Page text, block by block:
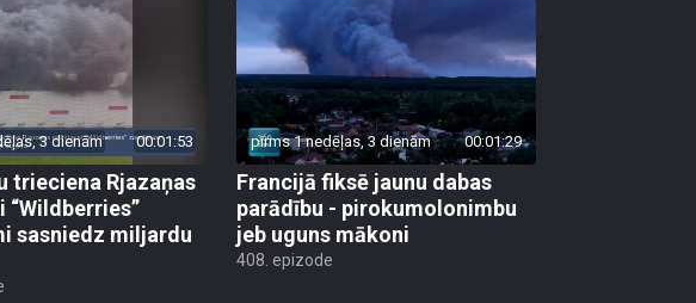
3 dienām 00:01:53
trieciena Rjazaņas
“Wildberries”
sasniedz miljardu
pirms 1 nedēļas, 3 dienām 00:01:29
Francijā fiksē jaunu dabas
parādību - pirokumolonimbu
jeb uguns mākoni
408. epizode